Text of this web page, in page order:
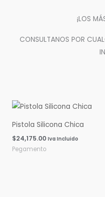
¡LOS
CONSULTANOS POR
Pistola Silicona Chica
$24,175.00 Iva Incluido
Pegamento